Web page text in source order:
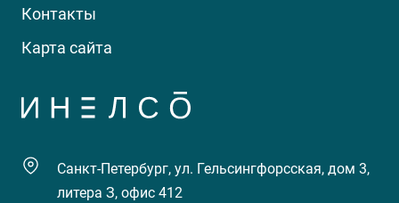
Контакты
Карта сайта
Санкт-Петербург, ул. Гельсингфорсская, дом 3,
литера З, офис 412